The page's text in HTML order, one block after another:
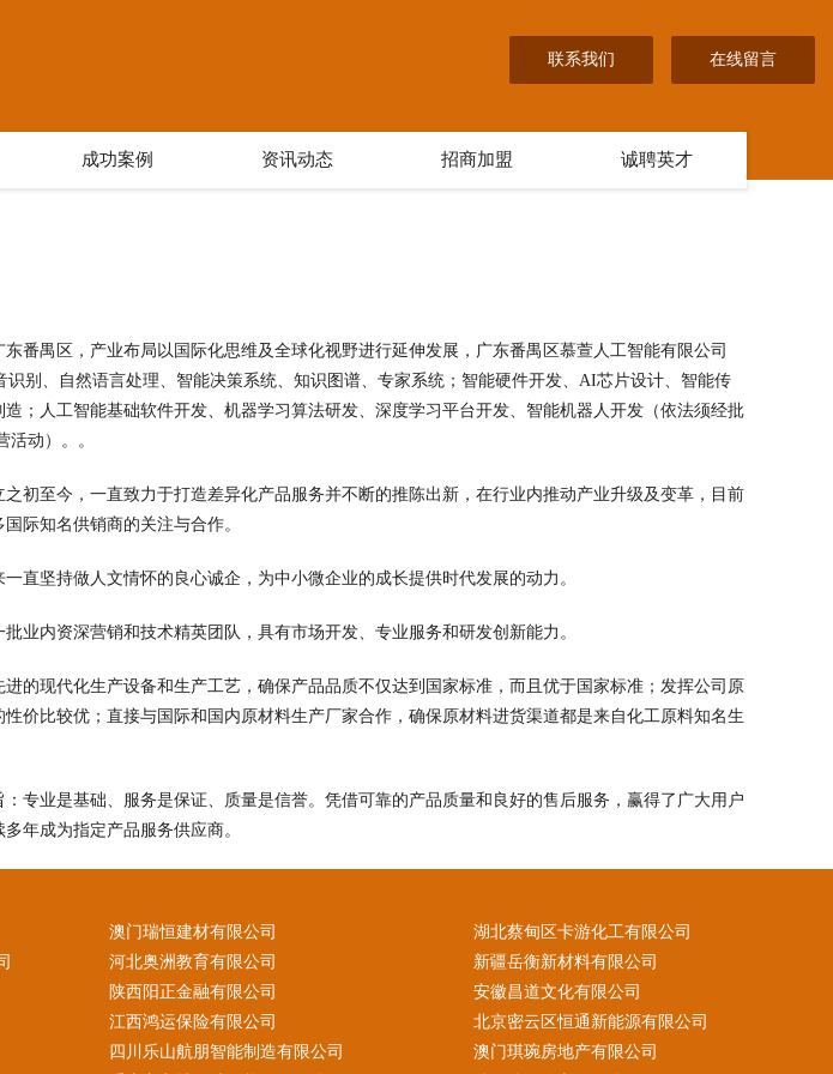
联系我们 在线留言
成功案例 资讯动态 招商加盟 诚聘英才
番禺区，产业布局以国际化思维及全球化视野进行延伸发展，广东番禺区慕萱人工智能有限公司
识别、自然语言处理、智能决策系统、知识图谱、专家系统；智能硬件开发、AI芯片设计、智能传
；人工智能基础软件开发、机器学习算法研发、深度学习平台开发、智能机器人开发（依法须经批
动）。。
初至今，一直致力于打造差异化产品服务并不断的推陈出新，在行业内推动产业升级及变革，目前
际知名供销商的关注与合作。
直坚持做人文情怀的良心诚企，为中小微企业的成长提供时代发展的动力。
业内资深营销和技术精英团队，具有市场开发、专业服务和研发创新能力。
的现代化生产设备和生产工艺，确保产品品质不仅达到国家标准，而且优于国家标准；发挥公司原
价比较优；直接与国际和国内原材料生产厂家合作，确保原材料进货渠道都是来自化工原料知名生
专业是基础、服务是保证、质量是信誉。凭借可靠的产品质量和良好的售后服务，赢得了广大用户
年成为指定产品服务供应商。
澳门瑞恒建材有限公司
湖北蔡甸区卡游化工有限公司
河北奥洲教育有限公司
新疆岳衡新材料有限公司
陕西阳正金融有限公司
安徽昌道文化有限公司
江西鸿运保险有限公司
北京密云区恒通新能源有限公司
四川乐山航朋智能制造有限公司
澳门琪琬房地产有限公司